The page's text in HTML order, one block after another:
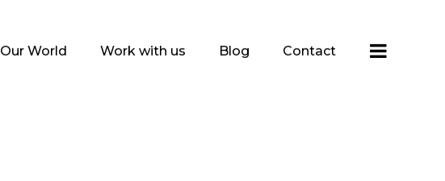
Our World Work with us Blog Contact